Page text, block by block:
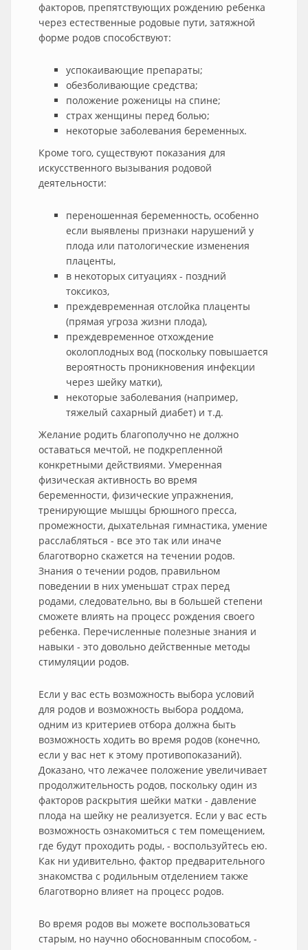
факторов, препятствующих рождению ребенка
через естественные родовые пути, затяжной
форме родов способствуют:
успокаивающие препараты;
обезболивающие средства;
положение роженицы на спине;
страх женщины перед болью;
некоторые заболевания беременных.
Кроме того, существуют показания для
искусственного вызывания родовой
деятельности:
переношенная беременность, особенно
если выявлены признаки нарушений у
плода или патологические изменения
плаценты,
в некоторых ситуациях - поздний
токсикоз,
преждевременная отслойка плаценты
(прямая угроза жизни плода),
преждевременное отхождение
околоплодных вод (поскольку повышается
вероятность проникновения инфекции
через шейку матки),
некоторые заболевания (например,
тяжелый сахарный диабет) и т.д.
Желание родить благополучно не должно
оставаться мечтой, не подкрепленной
конкретными действиями. Умеренная
физическая активность во время
беременности, физические упражнения,
тренирующие мышцы брюшного пресса,
промежности, дыхательная гимнастика, умение
расслабляться - все это так или иначе
благотворно скажется на течении родов.
Знания о течении родов, правильном
поведении в них уменьшат страх перед
родами, следовательно, вы в большей степени
сможете влиять на процесс рождения своего
ребенка. Перечисленные полезные знания и
навыки - это довольно действенные методы
стимуляции родов.
Если у вас есть возможность выбора условий
для родов и возможность выбора роддома,
одним из критериев отбора должна быть
возможность ходить во время родов (конечно,
если у вас нет к этому противопоказаний).
Доказано, что лежачее положение увеличивает
продолжительность родов, поскольку один из
факторов раскрытия шейки матки - давление
плода на шейку не реализуется. Если у вас есть
возможность ознакомиться с тем помещением,
где будут проходить роды, - воспользуйтесь ею.
Как ни удивительно, фактор предварительного
знакомства с родильным отделением также
благотворно влияет на процесс родов.
Во время родов вы можете воспользоваться
старым, но научно обоснованным способом, -